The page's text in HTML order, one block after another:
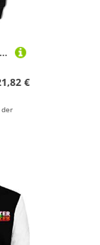
zhedu MF Doom Hoodie Unisex Trainingsanzug Damen/Herren Oberbekleidung Harajuku Streetwear Rapper Mode Kleidung Übergröße (S,Color 1)
€